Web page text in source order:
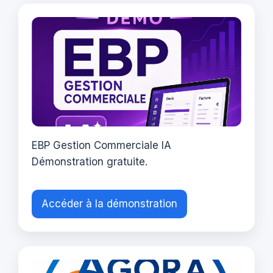
EBP Gestion Commerciale IA
Démonstration gratuite.
Accéder à la démonstration